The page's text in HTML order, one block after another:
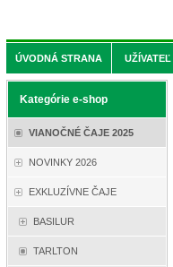
ÚVODNÁ STRANA UŽÍVATEĽ
Kategórie e-shop
VIANOČNÉ ČAJE 2025
NOVINKY 2026
EXKLUZÍVNE ČAJE
BASILUR
TARLTON